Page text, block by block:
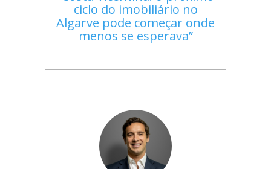
ciclo do imobiliário no
Algarve pode começar onde
menos se esperava